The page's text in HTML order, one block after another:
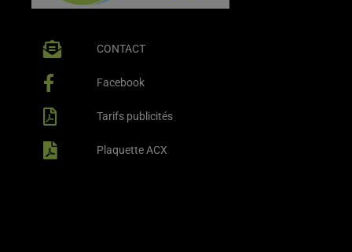
CONTACT
Facebook
Tarifs publicités
Plaquette ACX